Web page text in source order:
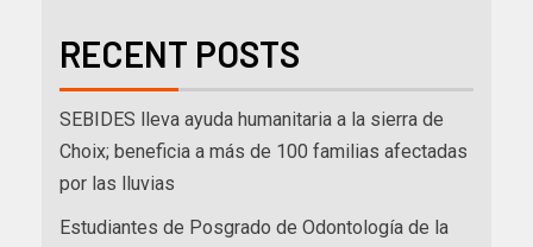
RECENT POSTS
SEBIDES lleva ayuda humanitaria a la sierra de
Choix; beneficia a más de 100 familias afectadas
por las lluvias
Estudiantes de Posgrado de Odontología de la